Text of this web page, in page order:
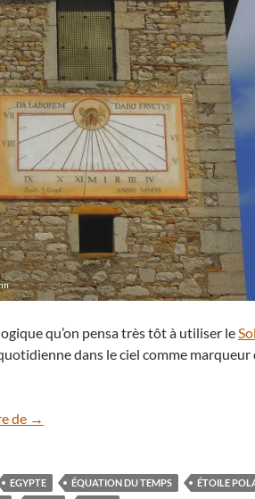
qu’on pensa très tôt à utiliser le
dans le ciel comme marqueur
de Le cadran solaire
→
EGYPTE ÉQUATION DU TEMPS
ÉTOILE